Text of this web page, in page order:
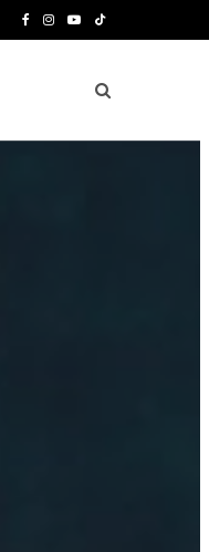
e
I
t
Y
T
T
k
T